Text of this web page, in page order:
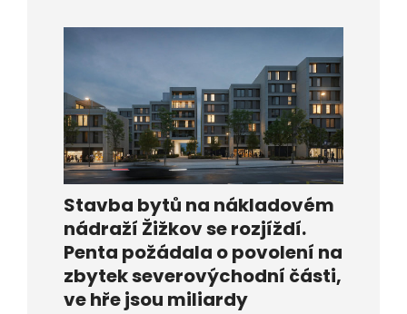
Stavba bytů na nákladovém
nádraží Žižkov se rozjíždí.
Penta požádala o povolení na
zbytek severovýchodní části,
ve hře jsou miliardy